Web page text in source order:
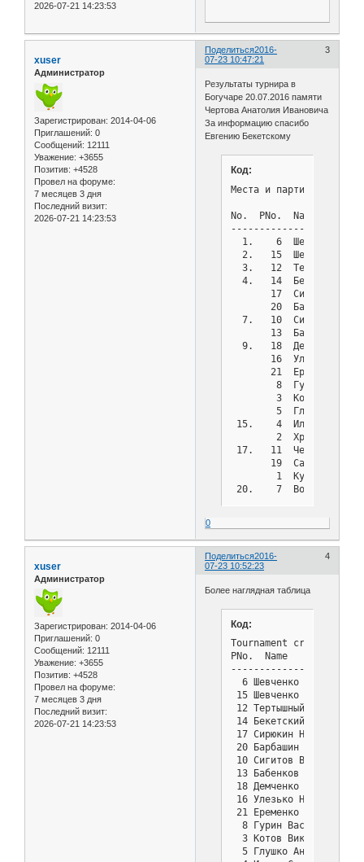
2026-07-21 14:23:53
Поделиться 3
2016-
07-23 10:47:21
xuser
Администратор
Зарегистрирован: 2014-04-06
Приглашений: 0
Сообщений: 12111
Уважение: +3655
Позитив: +4528
Провел на форуме:
7 месяцев 3 дня
Последний визит:
2026-07-21 14:23:53
Результаты турнира в
Богучаре 20.07.2016 памяти
Чертова Анатолия Ивановича
За информацию спасибо
Евгению Бекетскому
Код:
Места и партии после 9
No.  PNo.  Name
1.    6  Шевченко
2.   15  Шевченко
3.   12  Тертышный
4.   14  Бекетский
17  Сирюкин
20  Барбашин
7.   10  Сигитов
13  Бабенков
9.   18  Демченко
16  Улезько
21  Еременко
8  Гурин
3  Котов
5  Глушко
15.    4  Ильин
2  Хребин
17.   11  Черных
19  Садаков
1  Кулаков
20.    7  Волков
0
Поделиться 4
2016-
07-23 10:52:23
xuser
Администратор
Зарегистрирован: 2014-04-06
Приглашений: 0
Сообщений: 12111
Уважение: +3655
Позитив: +4528
Провел на форуме:
7 месяцев 3 дня
Последний визит:
2026-07-21 14:23:53
Более наглядная таблица
Код:
Tournament cross
PNo.  Name
6 Шевченко Алексей
15 Шевченко
12 Тертышный
14 Бекетский
17 Сирюкин
20 Барбашин
10 Сигитов
13 Бабенков
18 Демченко
16 Улезько
21 Еременко
8 Гурин Василий
3 Котов Виктор
5 Глушко Анатолий